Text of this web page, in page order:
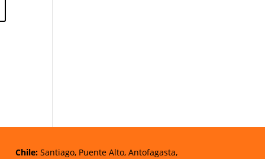
Chile:Santiago, Puente Alto, Antofagasta,